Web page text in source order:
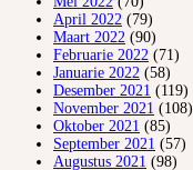
April 2022 (79)
Maart 2022 (90)
Februarie 2022 (71)
Januarie 2022 (58)
Desember 2021 (119)
November 2021 (108)
Oktober 2021 (85)
September 2021 (57)
Augustus 2021 (98)